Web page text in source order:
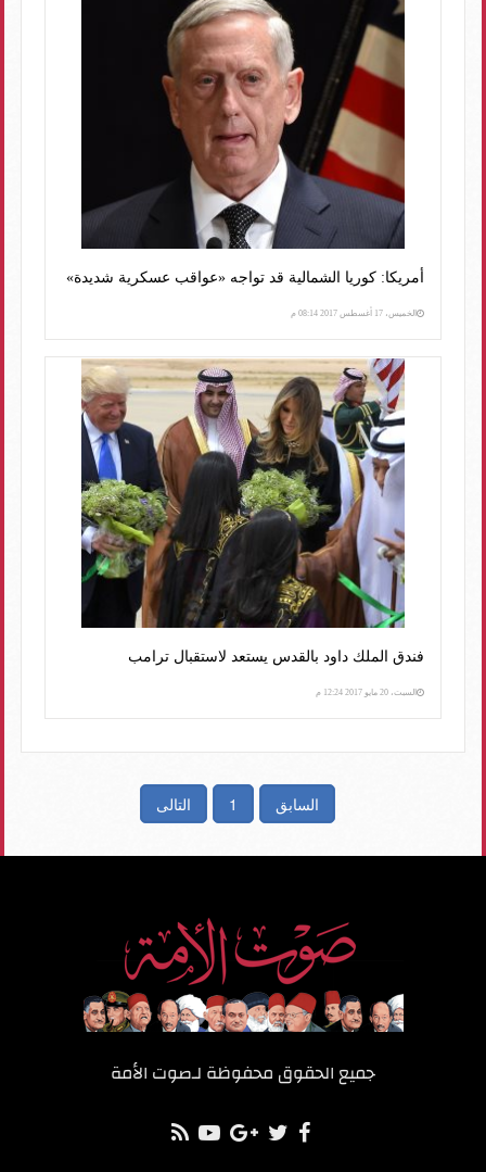
أمريكا: كوريا الشمالية قد تواجه «عواقب عسكرية شديدة»
الخميس، 17 أغسطس 2017 08:14 م
فندق الملك داود بالقدس يستعد لاستقبال ترامب
السبت، 20 مايو 2017 12:24 م
السابق 1 التالى
جميع الحقوق محفوظة لـصوت الأمة